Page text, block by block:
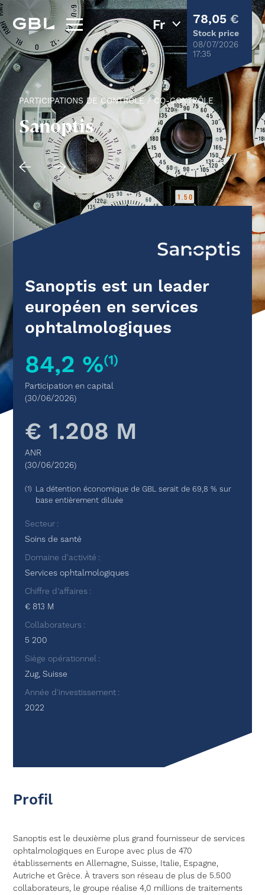
78,05 €
Stock price
08/07/2026
17:35
PARTICIPATIONS DE CONTRÔLE / CO-CONTRÔLE
Sanoptis
Sanoptis est un leader
européen en services
ophtalmologiques
Participation en capital
(30/06/2026)
84,2 %(1)
ANR
(30/06/2026)
€ 1.208 M
La détention économique de GBL serait de 69,8 % sur
base entièrement diluée
Secteur
Soins de santé
Domaine d'activité
Services ophtalmologiques
Chiffre d’affaires
€ 813 M
Collaborateurs
5 200
Siège opérationnel
Zug, Suisse
Année d'investissement
2022
Profil
Sanoptis est le deuxième plus grand fournisseur de services
ophtalmologiques en Europe avec plus de 470
établissements en Allemagne, Suisse, Italie, Espagne,
Autriche et Grèce. À travers son réseau de plus de 5.500
collaborateurs, le groupe réalise 4,0 millions de traitements